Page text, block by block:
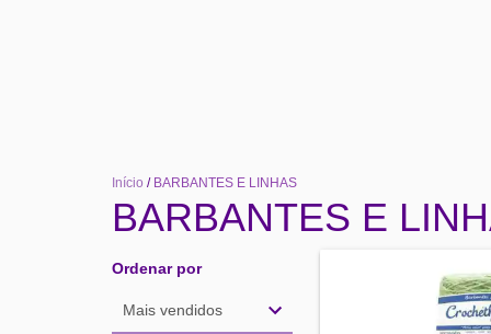
Início / BARBANTES E LINHAS
BARBANTES E
Ordenar por